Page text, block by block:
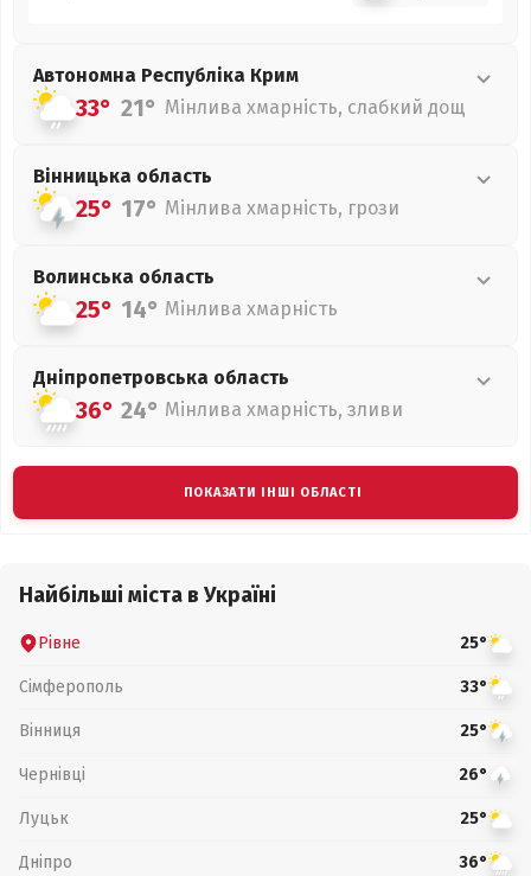
Автономна Республіка Крим
33° 21° Мінлива хмарність, слабкий дощ
Вінницька область
25° 17° Мінлива хмарність, грози
Волинська область
25° 14° Мінлива хмарність
Дніпропетровська область
36° 24° Мінлива хмарність, зливи
ПОКАЗАТИ ІНШІ ОБЛАСТІ
Найбільші міста в Україні
Рівне 25°
Сімферополь 33°
Вінниця 25°
Чернівці 26°
Луцьк 25°
Дніпро 36°